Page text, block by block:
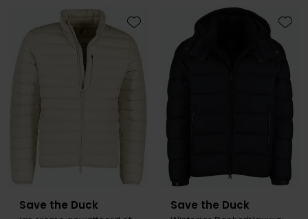
Save the Duck
Toevoegen aan favorieten
Save the Duck